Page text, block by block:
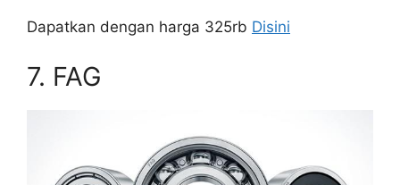
Dapatkan dengan harga 325rb Disini
7. FAG